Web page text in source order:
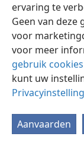
ervaring te
Geen van
voor
voor meer
gebruik
kunt uw
Aanvaarden